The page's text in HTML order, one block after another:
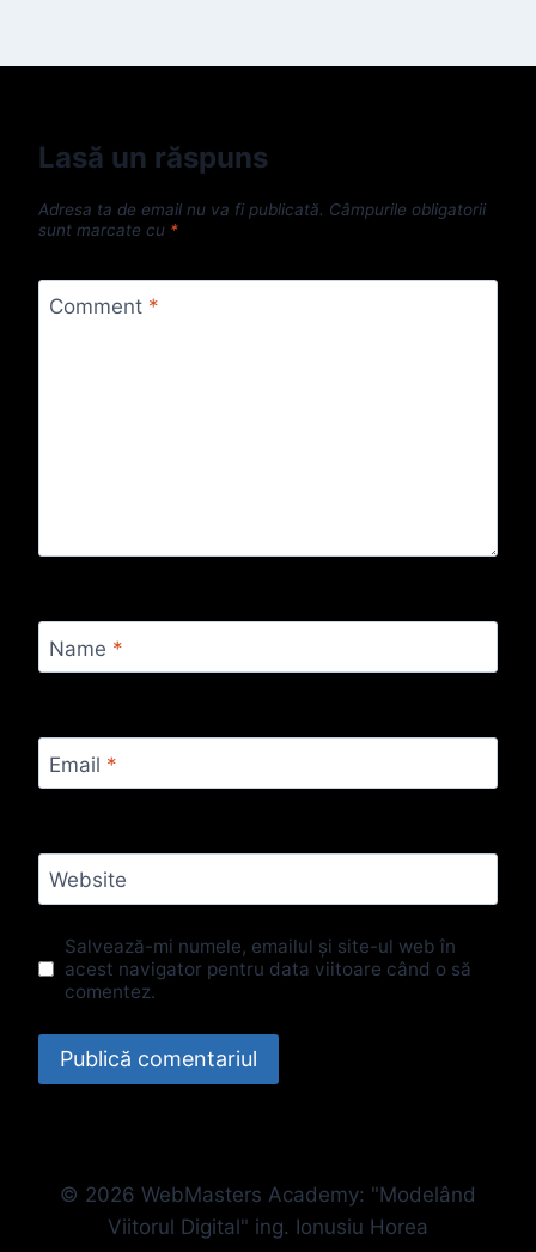
Lasă un răspuns
Adresa ta de email nu va fi publicată. Câmpurile obligatorii
sunt marcate cu *
Comment *
Name *
Email *
Website
Salvează-mi numele, emailul și site-ul web în
acest navigator pentru data viitoare când o să
comentez.
© 2026 WebMasters Academy: "Modelând
Viitorul Digital" ing. Ionusiu Horea